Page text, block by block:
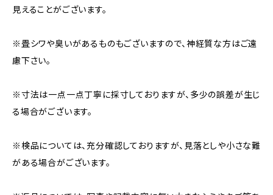
見えることがございます。
※畳シワや臭いがあるものもございますので、神経質な方はご遠
慮下さい。
※寸法は一点一点丁寧に採寸しておりますが、多少の誤差が生じ
る場合がございます。
※検品については、充分確認しておりますが、見落としや小さな難
がある場合がございます。